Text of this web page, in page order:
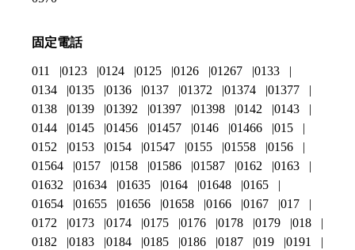
固定電話
011 0123 0124 0125 0126 01267
0133
0134
0135 0136 0137 01372 01374
01377
0138
0139 01392 01397 01398 0142
0143
0144
0145 01456 01457 0146 01466
015
0152
0153 0154 01547 0155 01558
0156
01564
0157 0158 01586 01587 0162
0163
01632
01634 01635 0164 01648
0165
01654
01655 01656 01658 0166 0167
017
0172
0173 0174 0175 0176 0178 0179
018
0182
0183 0184 0185 0186 0187 019 0191